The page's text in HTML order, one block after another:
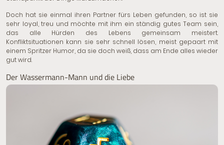
Doch hat sie einmal ihren Partner fürs Leben gefunden, so ist sie
sehr loyal, treu und möchte mit ihm ein ständig gutes Team sein,
das alle Hürden des Lebens gemeinsam meistert.
Konfliktsituationen kann sie sehr schnell lösen, meist gepaart mit
einem Spritzer Humor, da sie doch weiß, dass am Ende alles wieder
gut wird.
Der Wassermann-Mann und die Liebe